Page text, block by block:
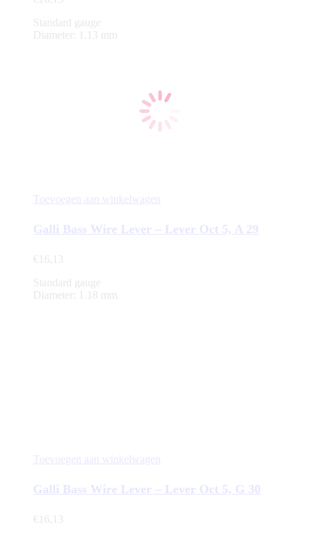
Standard gauge
Diameter: 1.13 mm
Toevoegen aan winkelwagen
Galli Bass Wire Lever – Lever Oct 5, A 29
€
16,13
Standard gauge
Diameter: 1.18 mm
Toevoegen aan winkelwagen
Galli Bass Wire Lever – Lever Oct 5, G 30
€
16,13